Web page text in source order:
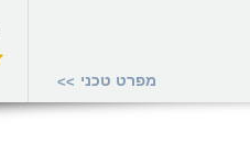
מפרט טכני >>